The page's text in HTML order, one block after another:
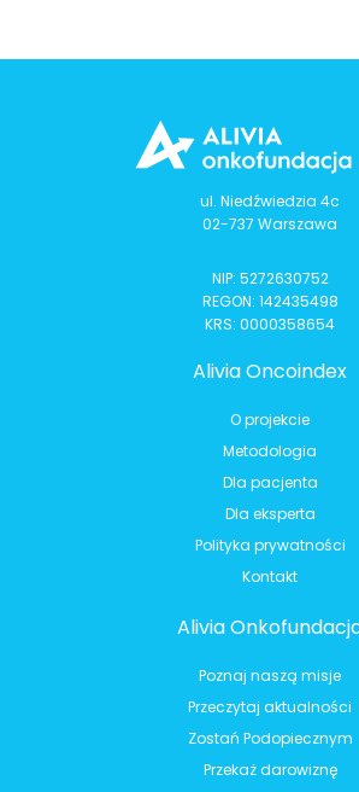
ul. Niedźwiedzia 4c
02-737 Warszawa
NIP: 5272630752
REGON: 142435498
KRS: 0000358654
Alivia Oncoindex
O projekcie
Metodologia
Dla pacjenta
Dla eksperta
Polityka prywatności
Kontakt
Alivia
Poznaj naszą misje
Przeczytaj aktualności
Zostań Podopiecznym
Przekaż darowiznę